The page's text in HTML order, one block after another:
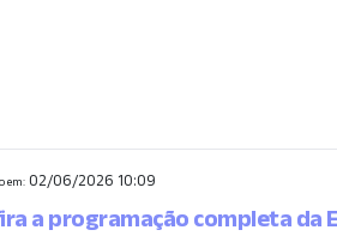
em: 02/06/2026 10:09
a programação completa da